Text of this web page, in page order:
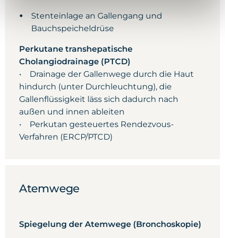
Stenteinlage an Gallengang und
Bauchspeicheldrüse
Perkutane transhepatische
Cholangiodrainage (PTCD)
• Drainage der Gallenwege durch die Haut
hindurch (unter Durchleuchtung), die
Gallenflüssigkeit läss sich dadurch nach
außen und innen ableiten
• Perkutan gesteuertes Rendezvous-
Verfahren (ERCP/PTCD)
Atemwege
Spiegelung der Atemwege (Bronchoskopie)